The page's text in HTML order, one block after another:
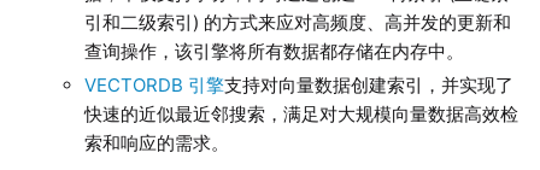
引和二级索引) 的方式来应对高频度、高并发的更新和
查询操作，该引擎将所有数据都存储在内存中。
VECTORDB 引擎支持对向量数据创建索引，并实现了
快速的近似最近邻搜索，满足对大规模向量数据高效检
索和响应的需求。